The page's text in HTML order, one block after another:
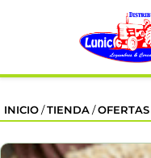
INICIO /TIENDA /OFERTAS